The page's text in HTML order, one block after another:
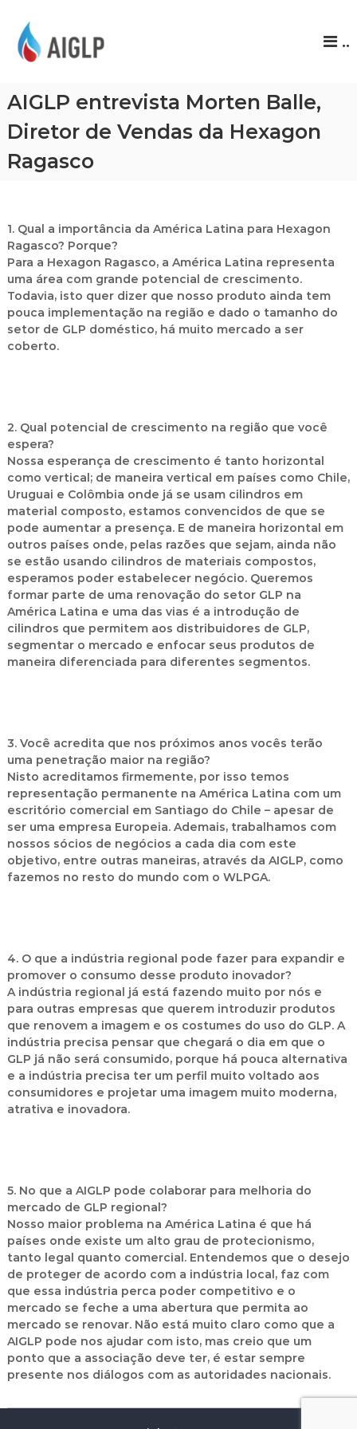
P
..
AIGLP entrevista Morten Balle,
Diretor de Vendas da Hexagon
Ragasco
1. Qual a importância da América Latina para Hexagon
Ragasco? Porque?
Para a Hexagon Ragasco, a América Latina representa
uma área com grande potencial de crescimento.
Todavia, isto quer dizer que nosso produto ainda tem
pouca implementação na região e dado o tamanho do
setor de GLP doméstico, há muito mercado a ser
coberto.
2. Qual potencial de crescimento na região que você
espera?
Nossa esperança de crescimento é tanto horizontal
como vertical; de maneira vertical em países como Chile,
Uruguai e Colômbia onde já se usam cilindros em
material composto, estamos convencidos de que se
pode aumentar a presença. E de maneira horizontal em
outros países onde, pelas razões que sejam, ainda não
se estão usando cilindros de materiais compostos,
esperamos poder estabelecer negócio. Queremos
formar parte de uma renovação do setor GLP na
América Latina e uma das vias é a introdução de
cilindros que permitem aos distribuidores de GLP,
segmentar o mercado e enfocar seus produtos de
maneira diferenciada para diferentes segmentos.
3. Você acredita que nos próximos anos vocês terão
uma penetração maior na região?
Nisto acreditamos firmemente, por isso temos
representação permanente na América Latina com um
escritório comercial em Santiago do Chile – apesar de
ser uma empresa Europeia. Ademais, trabalhamos com
nossos sócios de negócios a cada dia com este
objetivo, entre outras maneiras, através da AIGLP, como
fazemos no resto do mundo com o WLPGA.
4. O que a indústria regional pode fazer para expandir e
promover o consumo desse produto inovador?
A indústria regional já está fazendo muito por nós e
para outras empresas que querem introduzir produtos
que renovem a imagem e os costumes do uso do GLP. A
indústria precisa pensar que chegará o dia em que o
GLP já não será consumido, porque há pouca alternativa
e a indústria precisa ter um perfil muito voltado aos
consumidores e projetar uma imagem muito moderna,
atrativa e inovadora.
5. No que a AIGLP pode colaborar para melhoria do
mercado de GLP regional?
Nosso maior problema na América Latina é que há
países onde existe um alto grau de protecionismo,
tanto legal quanto comercial. Entendemos que o desejo
de proteger de acordo com a indústria local, faz com
que essa indústria perca poder competitivo e o
mercado se feche a uma abertura que permita ao
mercado se renovar. Não está muito claro como que a
AIGLP pode nos ajudar com isto, mas creio que um
ponto que a associação deve ter, é estar sempre
presente nos diálogos com as autoridades nacionais.